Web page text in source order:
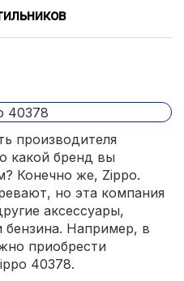
производителя
какой бренд вы
Конечно же, Zippo.
но эта компания
аксессуары,
Например, в
приобрести
40378.